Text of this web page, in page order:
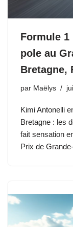
Formule 1
pole au
Bretagne,
par Maëlys
Kimi Antonelli
Bretagne : les
fait sensation
Prix de